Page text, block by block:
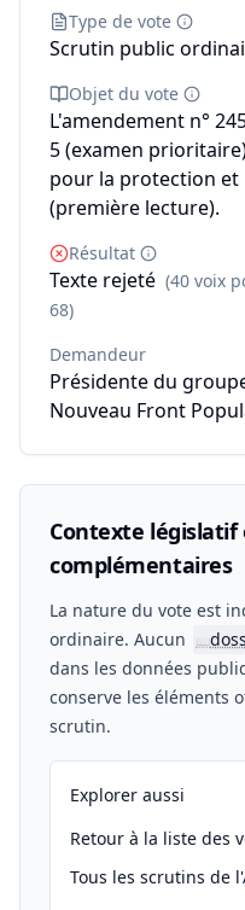
Type de vote
Scrutin public
Objet du vote
L'amendement n°
5 (examen
pour la protection et
(première lecture).
Résultat
Texte rejeté (40 voix
68)
Demandeur
Présidente du
Nouveau Front
Contexte
complémentaires
La nature du vote est
ordinaire. Aucun
📖
dans les données
conserve les éléments
scrutin.
Explorer aussi
Retour à la liste des
Tous les scrutins de